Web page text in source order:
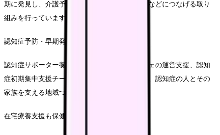
期に発見し、介護予防教室や地域のサロン活動などにつなげる取り
組みを行っています。
認知症予防・早期発見の取り組みも重要です。
認知症サポーター養成講座の開催や認知症カフェの運営支援、認知
症初期集中支援チームの一員としての活動など、認知症の人とその
家族を支える地域づくりに取り組んでいます。
在宅療養支援も保健師の重要な役割です。